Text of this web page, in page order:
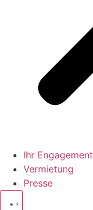
Ihr Engagement
Vermietung
Presse